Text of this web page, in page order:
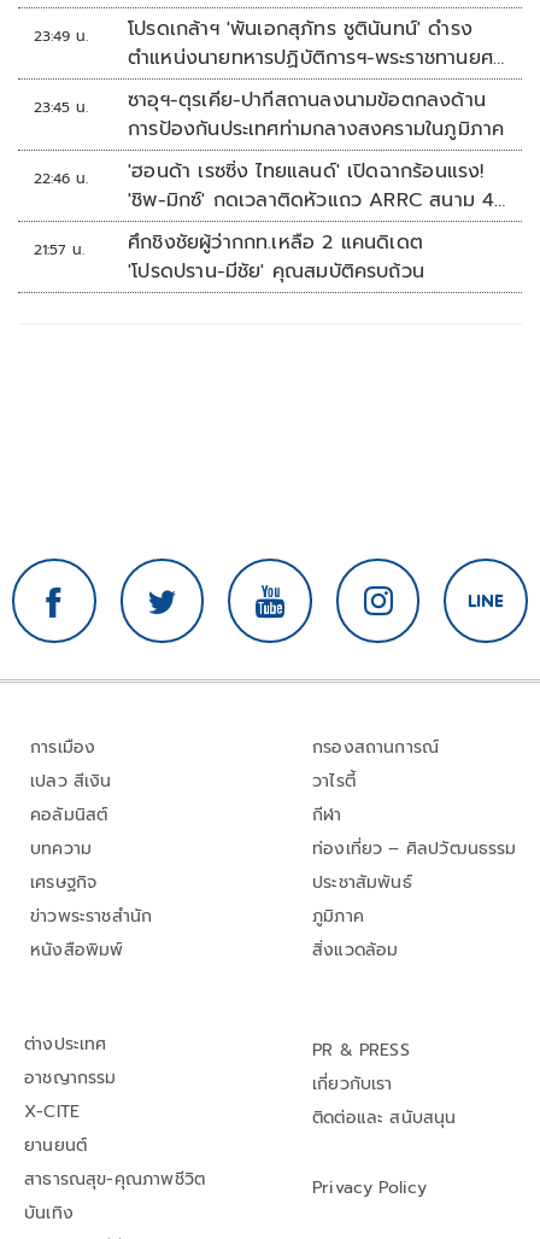
23:49 น.
โปรดเกล้าฯ 'พันเอกสุภัทร ชูตินันทน์' ดำรง
ตำแหน่งนายทหารปฏิบัติการฯ-พระราชทานยศ
'พลตรี'
23:45 น.
ซาอุฯ-ตุรเคีย-ปากีสถานลงนามข้อตกลงด้าน
การป้องกันประเทศท่ามกลางสงครามในภูมิภาค
22:46 น.
'ฮอนด้า เรซซิ่ง ไทยแลนด์' เปิดฉากร้อนแรง!
'ชิพ-มิกซ์' กดเวลาติดหัวแถว ARRC สนาม 4
ที่มัลดาลิกา
21:57 น.
ศึกชิงชัยผู้ว่ากกท.เหลือ 2 แคนดิเดต
'โปรดปราน-มีชัย' คุณสมบัติครบถ้วน
การเมือง
เปลว สีเงิน
คอลัมนิสต์
บทความ
เศรษฐกิจ
ข่าวพระราชสำนัก
หนังสือพิมพ์
กรองสถานการณ์
วาไรตี้
กีฬา
ท่องเที่ยว – ศิลปวัฒนธรรม
ประชาสัมพันธ์
ภูมิภาค
สิ่งแวดล้อม
ต่างประเทศ
อาชญากรรม
X-CITE
ยานยนต์
สาธารณสุข-คุณภาพชีวิต
บันเทิง
PR & PRESS
เกี่ยวกับเรา
ติดต่อและ สนับสนุน
Privacy Policy